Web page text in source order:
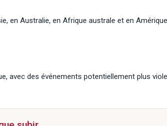
en Australie, en Afrique australe et en
avec des événements potentiellement plus